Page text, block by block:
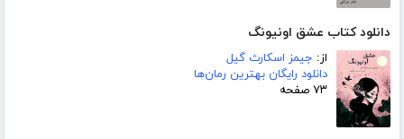
دانلود کتاب عشق اونیونگ
از: جیمز اسکارث گیل
دانلود رایگان بهترین رمان‌ها
۷۳ صفحه